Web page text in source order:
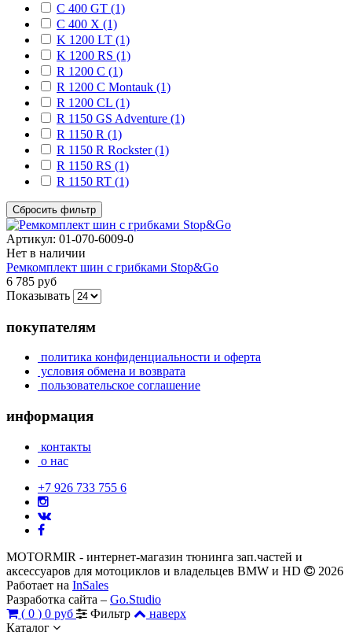
C 400 GT (1)
C 400 X (1)
K 1200 LT (1)
K 1200 RS (1)
R 1200 C (1)
R 1200 C Montauk (1)
R 1200 CL (1)
R 1150 GS Adventure (1)
R 1150 R (1)
R 1150 R Rockster (1)
R 1150 RS (1)
R 1150 RT (1)
Сбросить фильтр
Артикул: 01-070-6009-0
Нет в наличии
Ремкомплект шин с грибками Stop&Go
6 785 руб
Показывать
покупателям
политика конфиденциальности и оферта
условия обмена и возврата
пользовательское соглашение
информация
контакты
о нас
+7 926 733 755 6
MOTORMIR - интернет-магазин тюнинга зап.частей и
аксессуаров для мотоциклов и владельцев BMW и HD
2026
Работает на InSales
Разработка сайта – Go.Studio
( 0 ) 0 руб Фильтр
наверх
Каталог